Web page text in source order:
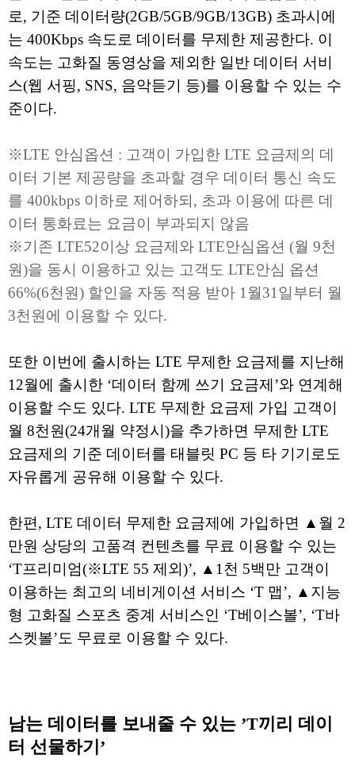
로, 기준 데이터량(2GB/5GB/9GB/13GB) 초과시에
는 400Kbps 속도로 데이터를 무제한 제공한다. 이
속도는 고화질 동영상을 제외한 일반 데이터 서비
스(웹 서핑, SNS, 음악듣기 등)를 이용할 수 있는 수
준이다.
※LTE 안심옵션 : 고객이 가입한 LTE 요금제의 데
이터 기본 제공량을 초과할 경우 데이터 통신 속도
를 400kbps 이하로 제어하되, 초과 이용에 따른 데
이터 통화료는 요금이 부과되지 않음
※기존 LTE52이상 요금제와 LTE안심옵션 (월 9천
원)을 동시 이용하고 있는 고객도 LTE안심 옵션
66%(6천원) 할인을 자동 적용 받아 1월31일부터 월
3천원에 이용할 수 있다.
또한 이번에 출시하는 LTE 무제한 요금제를 지난해
12월에 출시한 ‘데이터 함께 쓰기 요금제’와 연계해
이용할 수도 있다. LTE 무제한 요금제 가입 고객이
월 8천원(24개월 약정시)을 추가하면 무제한 LTE
요금제의 기준 데이터를 태블릿 PC 등 타 기기로도
자유롭게 공유해 이용할 수 있다.
한편, LTE 데이터 무제한 요금제에 가입하면 ▲월 2
만원 상당의 고품격 컨텐츠를 무료 이용할 수 있는
‘T프리미엄(※LTE 55 제외)’, ▲1천 5백만 고객이
이용하는 최고의 네비게이션 서비스 ‘T 맵’, ▲지능
형 고화질 스포츠 중계 서비스인 ‘T베이스볼’, ‘T바
스켓볼’도 무료로 이용할 수 있다.
남는 데이터를 보내줄 수 있는 ’T끼리 데이
터 선물하기’